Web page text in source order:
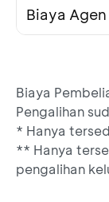
Biaya Agen
Biaya
Pengalihan
* Hanya
** Hanya
pengalihan